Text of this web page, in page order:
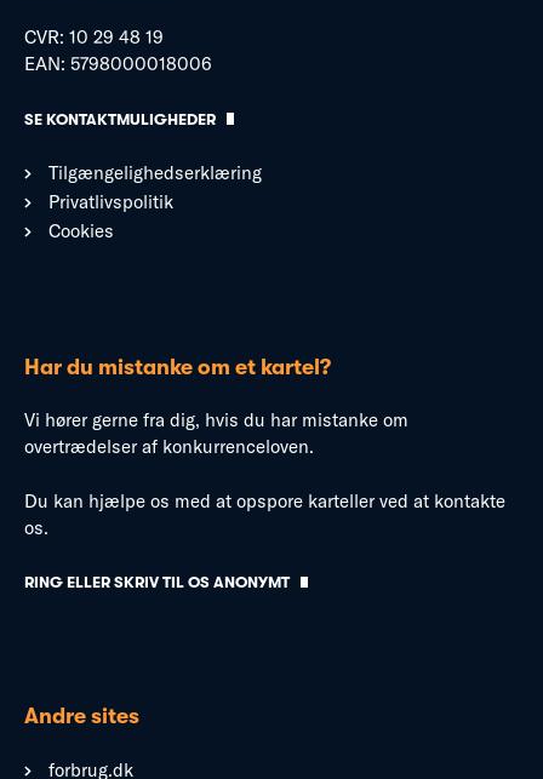
CVR: 10 29 48 19
EAN: 5798000018006
SE KONTAKTMULIGHEDER
Tilgængelighedserklæring
Privatlivspolitik
Cookies
Har du mistanke om et kartel?
Vi hører gerne fra dig, hvis du har mistanke om
overtrædelser af konkurrenceloven.
Du kan hjælpe os med at opspore karteller ved at kontakte
os.
RING ELLER SKRIV TIL OS ANONYMT
Andre sites
forbrug.dk